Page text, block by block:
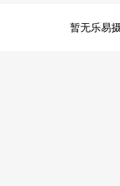
暂无乐易